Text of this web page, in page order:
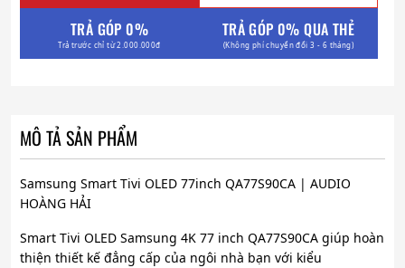
TRẢ GÓP 0%
Trả trước chỉ từ 2.000.000đ
TRẢ GÓP 0% QUA THẺ
(Không phí chuyển đổi 3 - 6 tháng)
MÔ TẢ SẢN PHẨM
Samsung Smart Tivi OLED 77inch QA77S90CA | AUDIO
HOÀNG HẢI
Smart Tivi OLED Samsung 4K 77 inch QA77S90CA giúp hoàn
thiện thiết kế đẳng cấp của ngôi nhà bạn với kiểu